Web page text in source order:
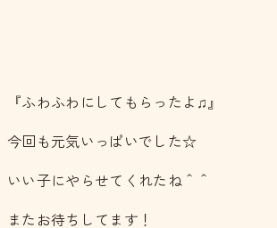
『ふわふわにしてもらったよ♫』
今回も元気いっぱいでした☆
いい子にやらせてくれたね＾＾
またお待ちしてます！